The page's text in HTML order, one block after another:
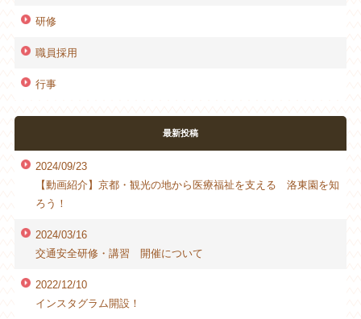
研修
職員採用
行事
最新投稿
2024/09/23
【動画紹介】京都・観光の地から医療福祉を支える 洛東園を知
ろう！
2024/03/16
交通安全研修・講習 開催について
2022/12/10
インスタグラム開設！